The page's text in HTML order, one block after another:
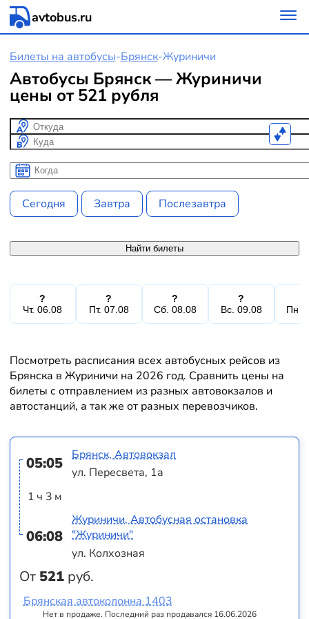
avtobus.ru
Билеты на автобусы-Брянск-Журиничи
Автобусы Брянск — Журиничи
цены от 521 рубля
Откуда
Куда
Когда
Когда
Сегодня Завтра Послезавтра
Найти билеты
?
Чт. 06.08
?
Пт. 07.08
?
Сб. 08.08
?
Вс. 09.08
Пн.
Посмотреть расписания всех автобусных рейсов из
Брянска в Журиничи на 2026 год. Сравнить цены на
билеты с отправлением из разных автовокзалов и
автостанций, а так же от разных перевозчиков.
05:05
1 ч 3 м
06:08
От 521 руб.
Брянск, Автовокзал
ул. Пересвета, 1а
Журиничи, Автобусная остановка
"Журиничи"
ул. Колхозная
Нет в продаже. Последний раз продавался 16.06.2026
Брянская автоколонна 1403